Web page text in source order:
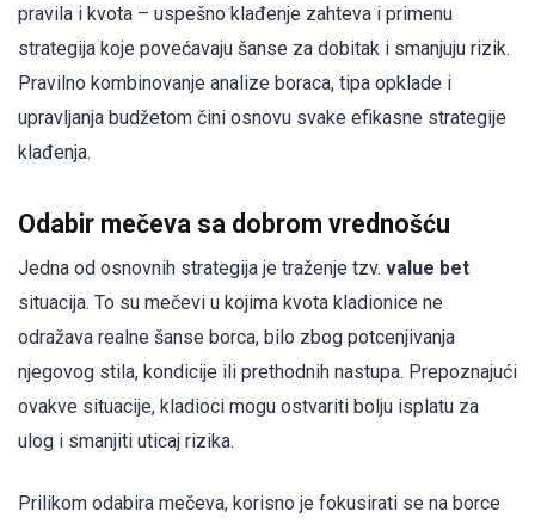
pravila i kvota – uspešno klađenje zahteva i primenu
strategija koje povećavaju šanse za dobitak i smanjuju rizik.
Pravilno kombinovanje analize boraca, tipa opklade i
upravljanja budžetom čini osnovu svake efikasne strategije
klađenja.
Odabir mečeva sa dobrom vrednošću
Jedna od osnovnih strategija je traženje tzv. value bet
situacija. To su mečevi u kojima kvota kladionice ne
odražava realne šanse borca, bilo zbog potcenjivanja
njegovog stila, kondicije ili prethodnih nastupa. Prepoznajući
ovakve situacije, kladioci mogu ostvariti bolju isplatu za
ulog i smanjiti uticaj rizika.
Prilikom odabira mečeva, korisno je fokusirati se na borce